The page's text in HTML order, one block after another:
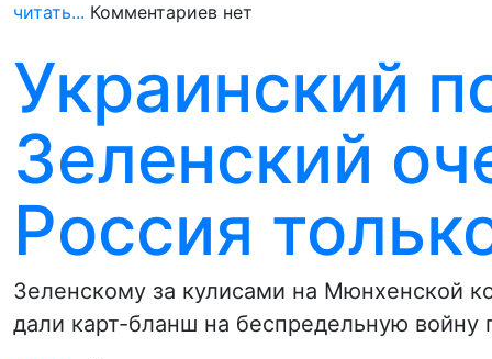
читать... Комментариев нет
Украинский
Зеленский
Россия
Зеленскому за кулисами на Мюнхенской
дали карт-бланш на беспредельную